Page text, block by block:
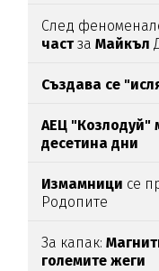
След
частза Майкъл
Създава се
АЕЦ "Козлодуй"
десетина дни
Измамници се
Родопите
За капак:
големите жеги